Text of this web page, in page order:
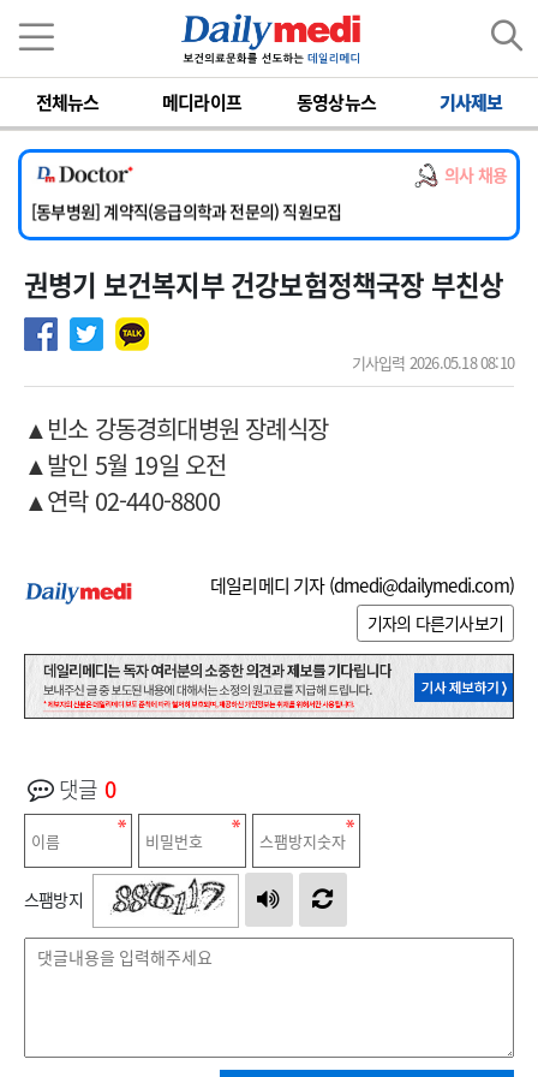
전체뉴스 메디라이프 동영상뉴스 기사제보
의사 채용
[서울아산병원] 2026년 하반기 인턴 모집
[영남대학교의료원] 마취통증의학과 임기제 임상의사 채용
[충남대학교병원] 소아청소년과(소아응급전담) 계약직 의사 공개채용
[동부병원] 계약직(응급의학과 전문의) 직원모집
[이대목동병원] 하반기 전공의(레지던트1년차) 모집
[서울아산병원] 2026년 하반기 인턴 모집
[영남대학교의료원] 마취통증의학과 임기제 임상의사 채용
권병기 보건복지부 건강보험정책국장 부친상
기사입력 2026.05.18 08:10
▲ 빈소 강동경희대병원 장례식장
▲발인 5월 19일 오전
▲연락 02-440-8800
데일리메디 기자 (dmedi@dailymedi.com)
기자의 다른기사보기
댓글 0
스팸방지